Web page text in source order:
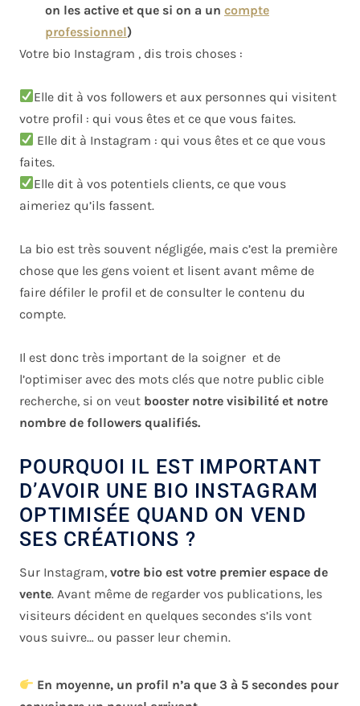
on les active et que si on a un compte
professionnel)
Votre bio Instagram , dis trois choses :
Elle dit à vos followers et aux personnes qui visitent
votre profil : qui vous êtes et ce que vous faites.
Elle dit à Instagram :qui vous êtes et ce que vous
faites.
Elle dit à vos potentiels clients, ce que vous
aimeriez qu’ils fassent.
La bio est très souvent négligée, mais c’est la première
chose que les gens voient et lisent avant même de
faire défiler le profil et de consulter le contenu du
compte.
Il est donc très important de la soigner et de
l’optimiser avec des mots clés que notre public cible
recherche, si on veut booster notre visibilité et notre
nombre de followers qualifiés.
POURQUOI IL EST IMPORTANT
D’AVOIR UNE BIO INSTAGRAM
OPTIMISÉE QUAND ON VEND
SES CRÉATIONS ?
Sur Instagram, votre bio est votre premier espace de
vente. Avant même de regarder vos publications, les
visiteurs décident en quelques secondes s’ils vont
vous suivre… ou passer leur chemin.
En moyenne, un profil n’a que 3 à 5 secondes pour